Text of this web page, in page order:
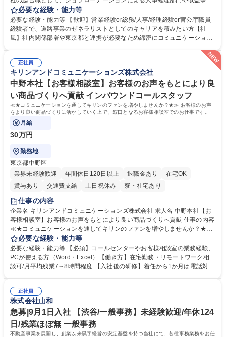
等のフロント部門の部署等幅広い部署での業務をお任せいたします。研修
制度やキャリア支援が充実しております！ ※下記業務詳細 【業務詳細】■
管理部門：広報、人事、経理など当公社の運営に係る管理業務 ■収益部
門：駐車場の新規開拓、管理運営、新宿駅西口広場の「イベントコーナ
密集地域の特定整備路線の用地取得、道路に関する普及啓発事業、都内の
道路施設や道路工事現場の見学ツアー事業 ※入社後は上記いずれかの部門
へ配属。※業務内容変更の範囲：会社の定める業務 募集職種 【都庁グル
ープ】総合職（事務）◇残業月平均9時間未満／有給年平均16日取得
必要な経験・能力等
必要な経験・能力等 【歓迎】営業経験or総務/人事/経理経験or官公庁職員
経験者で、道路事業のゼネラリストとしてのキャリアを積みたい方【社
風】社内関係部署や東京都と連携が必要なため綿密にコミュニケーション
は、駐車場の管理運営や道路用地の取得、公益財団法人の中枢を担う管理
部門など多岐に渡る業務を経験できます。 ■様々なプロジェクト：駐車場
事業の他、新宿駅西口広場内に設置された照明を兼ねた広告「ブライトサ
イン」の管理運営を行うなど、事業収益を生み出す活動を積極的に行って
います。 学歴・資格 学歴：大学院 大学 高専 短大 専修学校 高校 語学力：
資格：
正社員
キリンアンドコミュニケーションズ株式会社
中野本社【お客様相談室】お客様のお声をもとにより良
い商品づくりへ貢献 インバウンドコールスタッフ
≪★コミュニケーションを通してキリンのファンを増やしませんか？★≫ お客様のお声
をより良い商品づくりに活かしていく上で、窓口となるお客様相談室でのお仕事です。
月給
30万円
勤務地
東京都中野区
業界未経験歓迎
年間休日120日以上 退職金あり
在宅OK
賞与あり
交通費支給 土日祝休み 寮・社宅あり
仕事の内容
企業名 キリンアンドコミュニケーションズ株式会社 求人名 中野本社【お
客様相談室】お客様のお声をもとにより良い商品づくりへ貢献 仕事の内容
≪★コミュニケーションを通してキリンのファンを増やしませんか？★≫
お客様のお声をより良い商品づくりに活かしていく上で、窓口となるお客
様相談室でのお仕事です。 日々お客様からいただくキリングループへのご
意見を、企業活動に活かしています。お客様からの声に迅速かつ誠意をも
って対応、情報提供するとともにグループ内活動に反映しています。 【具
平均100件前後■メール・手紙：同上40件前後 募集職種 中野本社【お客様
相談室】お客様のお声をもとにより良い商品づくりへ貢献
必要な経験・能力等
必要な経験・能力等 【必須】コールセンターやお客様相談室の業務経験、
PCが使える方（Word・Excel）【働き方】在宅勤務・リモートワーク相
談可/月平均残業7～8時間程度 【入社後の研修】着任から1か月は電話対応
すのでご安心ください。 【当社について】キリングループの広報機能を担
う会社として、お客様との出会いを大切にし、磨き上げたホスピタリティ
を込めてコミュニケーションをとりながら広報関連業務を行っておりま
す。 学歴・資格 学歴：大学院 大学 高専 短大 専修学校 高校 語学力： 資
格：
正社員
株式会社山和
急募|9月1日入社 【渋谷/一般事務】未経験歓迎/年休124
日/残業ほぼ無 一般事務
不動産事業を展開し、創業以来黒字経営の安定基盤を持つ当社にて、各種事務業務をお任